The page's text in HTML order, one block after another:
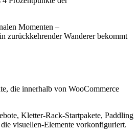
Momenten –
zurückkehrender Wanderer bekommt
die innerhalb von WooCommerce
Kletter-Rack-Startpakete, Paddling
visuellen-Elemente vorkonfiguriert.